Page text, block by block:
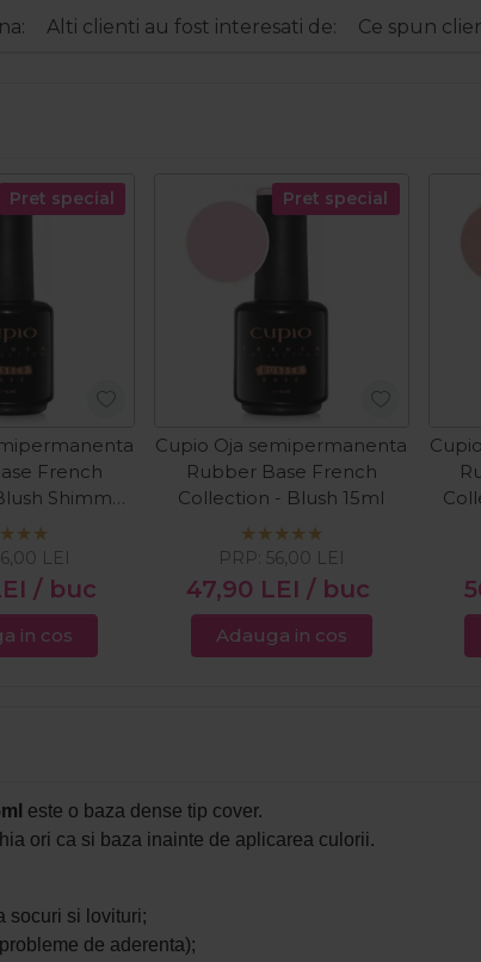
Alti clienti au fost interesati de: Ce spun
Pret special
French
Shimmer
15ml
/ buc
LEI
in cos
Pret special
Cupio Oja semipermanenta
Rubber Base French
Collection - Blush 15ml
47,90 LEI / buc
PRP: 56,00 LEI
Adauga in cos
este o baza dense tip cover.
ori ca si baza inainte de aplicarea culorii.
socuri si lovituri;
de aderenta);